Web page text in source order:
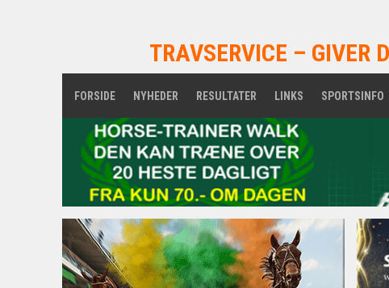
TRAVSERVICE – GIVER
FORSIDE NYHEDER RESULTATER LINKS SPORTSINFO